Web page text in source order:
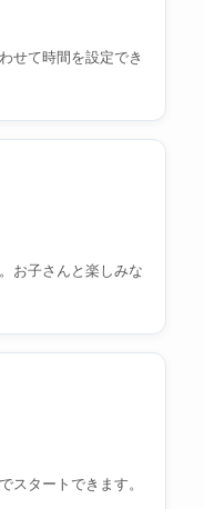
せて時間を設定でき
お子さんと楽しみな
スタートできます。